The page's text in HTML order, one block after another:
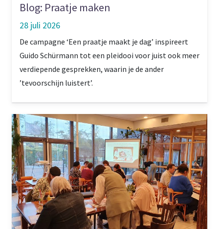
Blog: Praatje maken
28 juli 2026
De campagne ‘Een praatje maakt je dag’ inspireert
Guido Schürmann tot een pleidooi voor juist ook meer
verdiepende gesprekken, waarin je de ander
’tevoorschijn luistert’.